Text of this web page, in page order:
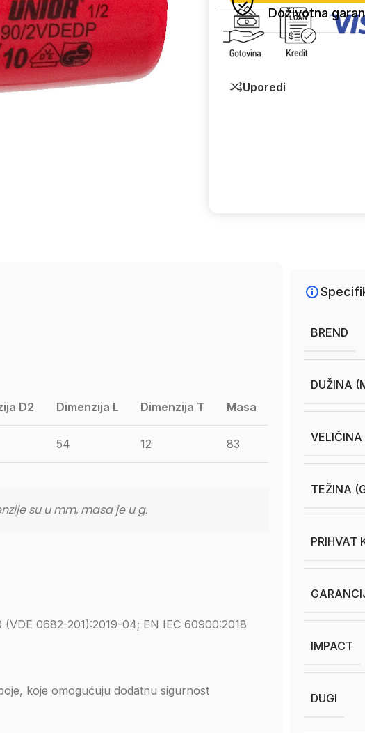
Doživotna
Uporedi
D2 Dimenzija L Dimenzija T Masa
54 12 83
su u mm, masa je u g.
0682-201):2019-04; EN IEC 60900:2018
koje omogućuju dodatnu sigurnost
BREND
DUŽINA
TEŽINA
PRIHVAT
IMPACT
DUGI